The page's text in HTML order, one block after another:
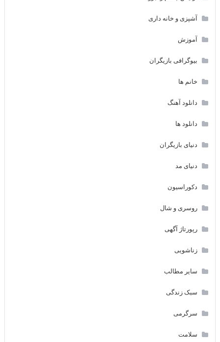
آشپزی و خانه داری
آموزش
بیوگرافی بازیگران
خانم ها
دانلود آهنگ
دانلود ها
دنیای بازیگران
دنیای مد
دکوراسیون
روسری و شال
رپورتاژ آگهی
زناشویی
سایر مطالب
سبک زندگی
سرگرمی
سلامت